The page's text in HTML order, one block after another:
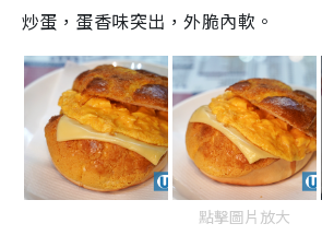
炒蛋，蛋香味突出，外脆內軟。
點擊圖片放大